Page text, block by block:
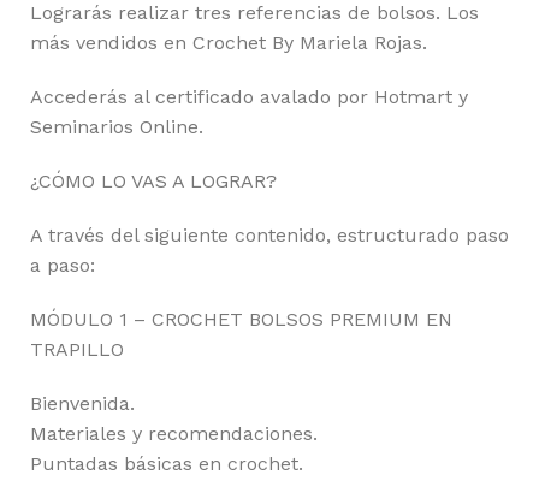
Lograrás realizar tres referencias de bolsos. Los
más vendidos en Crochet By Mariela Rojas.
Accederás al certificado avalado por Hotmart y
Seminarios Online.
¿CÓMO LO VAS A LOGRAR?
A través del siguiente contenido, estructurado paso
a paso:
MÓDULO 1 – CROCHET BOLSOS PREMIUM EN
TRAPILLO
Bienvenida.
Materiales y recomendaciones.
Puntadas básicas en crochet.